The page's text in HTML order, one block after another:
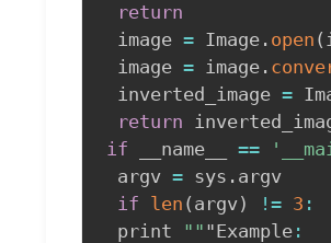
return
image = Image . open (
image = image .
inverted_image =
return
if __name__ ==
argv = sys . argv
if len ( argv) != 3 :
print "" "Example :